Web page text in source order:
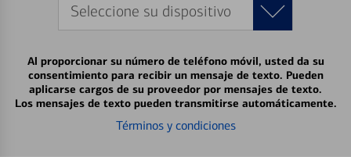
Seleccione su dispositivo
Al proporcionar su número de teléfono móvil, usted da su
consentimiento para recibir un mensaje de texto. Pueden
aplicarse cargos de su proveedor por mensajes de texto.
Los mensajes de texto pueden transmitirse automáticamente.
Términos y condiciones